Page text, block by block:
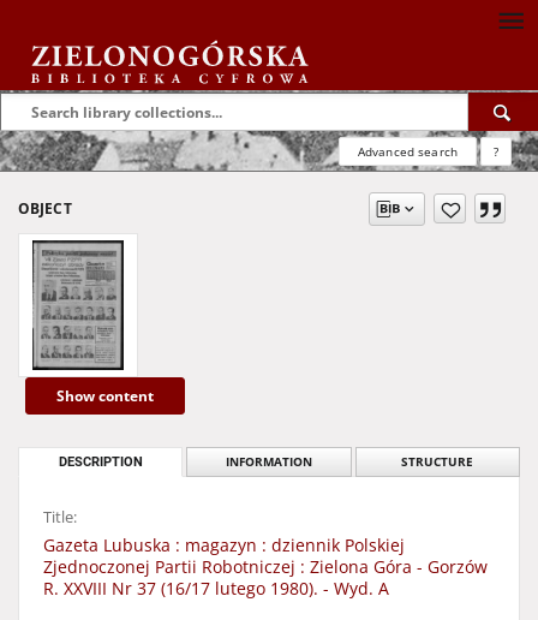
Advanced search ?
OBJECT
Show content
DESCRIPTION INFORMATION STRUCTURE
Title:
Gazeta Lubuska : magazyn : dziennik Polskiej
Zjednoczonej Partii Robotniczej : Zielona Góra - Gorzów
R. XXVIII Nr 37 (16/17 lutego 1980). - Wyd. A